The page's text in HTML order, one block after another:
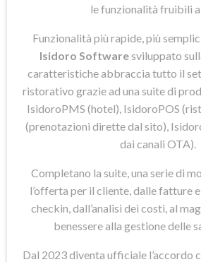
le funzionalità fruibili
Funzionalità più rapide, più
Isidoro Softwaresviluppato
caratteristiche abbraccia tutto il
ristorativo grazie ad una suite di
IsidoroPMS (hotel), IsidoroPOS
(prenotazioni dirette dal sito),
dai canali OTA).
Completano la suite, una serie di
l’offerta per il cliente, dalle fatture
checkin, dall’analisi dei costi, al
benessere alla gestione delle
Dal 2023 diventa ufficiale l’accordo